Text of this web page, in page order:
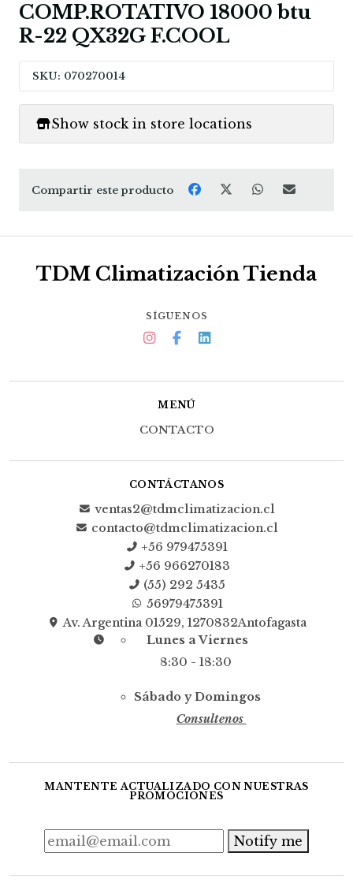
COMP.ROTATIVO 18000 btu
R-22 QX32G F.COOL
SKU: 070270014
Show stock in store locations
Compartir este producto
TDM Climatización Tienda
SÍGUENOS
MENÚ
CONTACTO
CONTÁCTANOS
ventas2@tdmclimatizacion.cl
contacto@tdmclimatizacion.cl
+56 979475391
+56 966270183
(55) 292 5435
56979475391
Av. Argentina 01529, 1270832Antofagasta
Lunes a Viernes
8:30 - 18:30
Sábado y Domingos
Consultenos
MANTENTE ACTUALIZADO CON NUESTRAS
PROMOCIONES
Notify me